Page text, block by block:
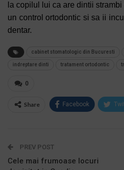
la copilul lui ca are dintii
un control ortodontic si sa ii
dentar.
cabinet stomatologic din Bucuresti
indreptare dinti tratament ortodontic
0
Share Facebook
PREV POST
Cele mai frumoase locuri